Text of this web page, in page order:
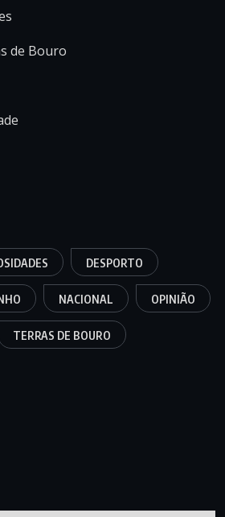
de Bouro
DESPORTO
NACIONAL OPINIÃO
TERRAS DE BOURO